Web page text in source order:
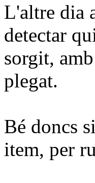
L'altre dia
detectar
sorgit,
plegat.
Bé doncs
item, per